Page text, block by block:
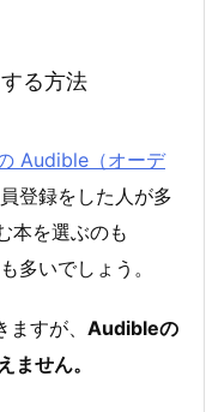
る方法
Audible（オーデ
登録をした人が多
本を選ぶのも
多いでしょう。
すが、 Audibleの
せん。